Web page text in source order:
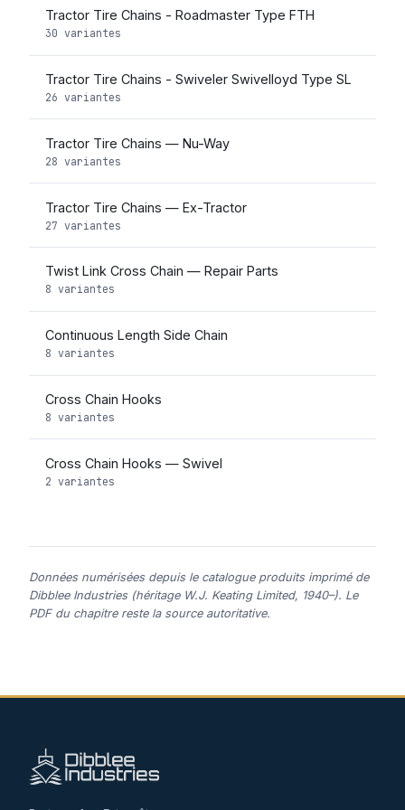
Tractor Tire Chains - Roadmaster Type FTH
30 variantes
Tractor Tire Chains - Swiveler Swivelloyd Type SL
26 variantes
Tractor Tire Chains — Nu-Way
28 variantes
Tractor Tire Chains — Ex-Tractor
27 variantes
Twist Link Cross Chain — Repair Parts
8 variantes
Continuous Length Side Chain
8 variantes
Cross Chain Hooks
8 variantes
Cross Chain Hooks — Swivel
2 variantes
Données numérisées depuis le catalogue produits imprimé de
Dibblee Industries (héritage W.J. Keating Limited, 1940–). Le
PDF du chapitre reste la source autoritative.